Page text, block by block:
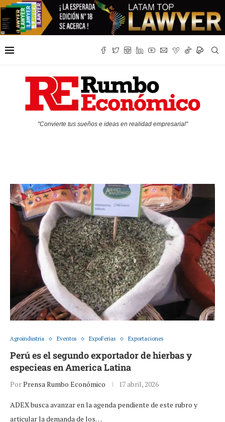
"Convierte tus sueños e ideas en realidad empresarial"
Agroindustria Eventos ExpoFerias Exportaciones
Perú es el segundo exportador de hierbas y
especieas en America Latina
PorPrensa Rumbo Económico 17 abril, 2026
ADEX busca avanzar en la agenda pendiente de este rubro y
articular la demanda de los…